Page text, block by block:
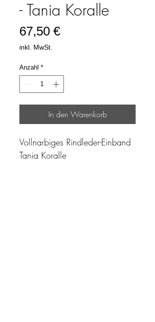
- Tania Koralle
67,50 €Preis
inkl. MwSt.
Anzahl *
In den Warenkorb
Vollnarbiges Rindleder-Einband
Tania Koralle